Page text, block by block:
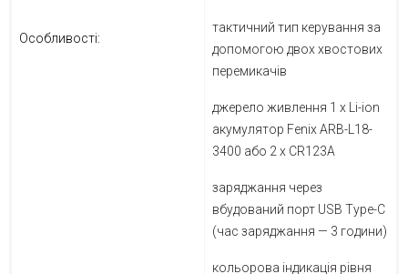
Особливості:
тактичний тип керування за
допомогою двох хвостових
перемикачів
джерело живлення 1 х Li-ion
акумулятор Fenix ARB-L18-
3400 або 2 х CR123A
заряджання через
вбудований порт USB Type-C
(час заряджання — 3 години)
кольорова індикація рівня